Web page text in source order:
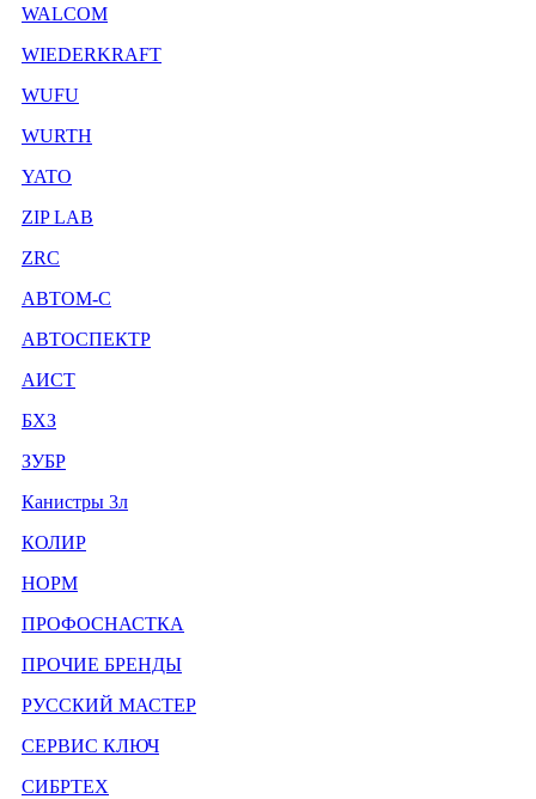
WALCOM
WIEDERKRAFT
WUFU
WURTH
YATO
ZIP LAB
ZRC
АВТОМ-С
АВТОСПЕКТР
АИСТ
БХЗ
ЗУБР
Канистры 3л
КОЛИР
НОРМ
ПРОФОСНАСТКА
ПРОЧИЕ БРЕНДЫ
РУССКИЙ МАСТЕР
СЕРВИС КЛЮЧ
СИБРТЕХ